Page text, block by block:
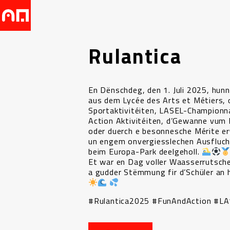
Rulantica
En Dënschdeg, den 1. Juli 2025,
aus dem Lycée des Arts et Métiers,
Sportaktivitéiten, LASEL-
Action Aktivitéiten, d’Gewanne
oder duerch e besonnesche Mérite
un engem onvergiesslechen
beim Europa-Park deelgeholl.
Et war en Dag voller
a gudder Stëmmung fir d’Schüler an
#Rulantica2025 #FunAndAction